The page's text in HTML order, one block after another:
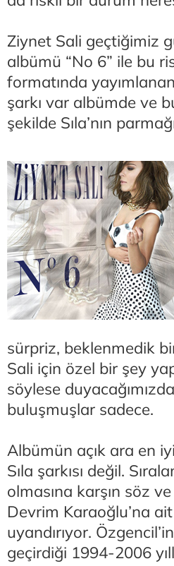
Ziynet Sali geçtiğimiz
albümü “No 6” ile bu
formatında
şarkı var albümde ve
şekilde Sıla’nın
sürpriz, beklenmedik
Sali için özel bir şey
söylese
buluşmuşlar sadece.
Albümün açık ara en
Sıla şarkısı değil.
olmasına karşın söz
Devrim Karaoğlu’na
uyandırıyor.
geçirdiği 1994-2006